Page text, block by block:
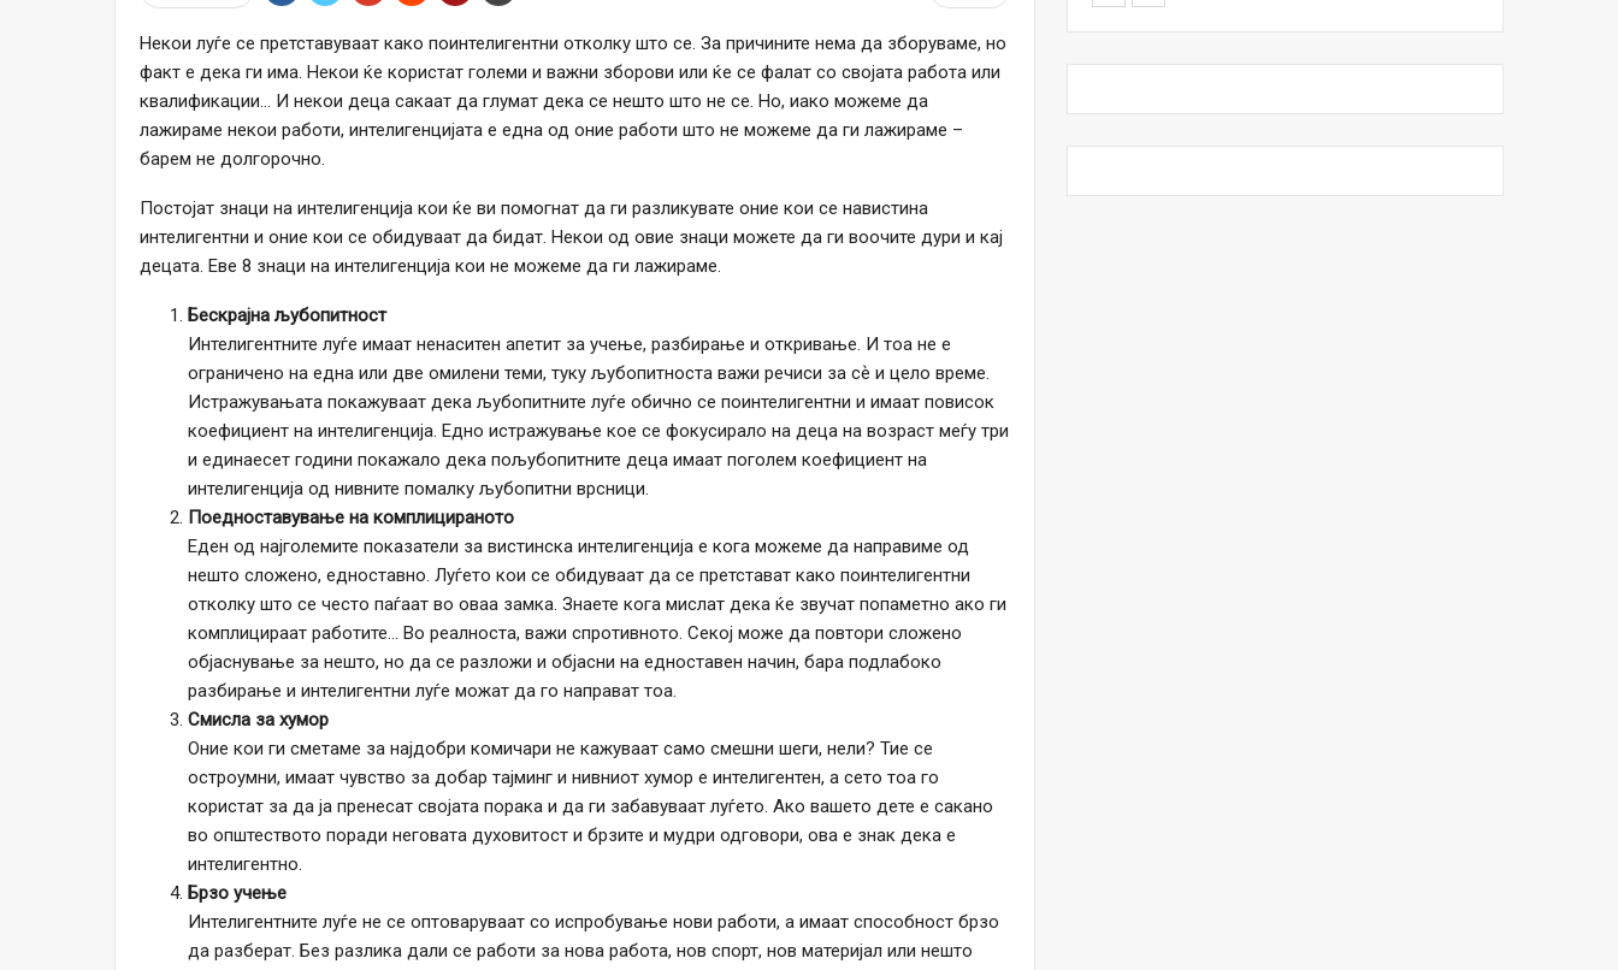
Некои луѓе се претставуваат како поинтелигентни отколку што се. За причините нема да зборуваме, но
факт е дека ги има. Некои ќе користат големи и важни зборови или ќе се фалат со својата работа или
квалификации… И некои деца сакаат да глумат дека се нешто што не се. Но, иако можеме да
лажираме некои работи, интелигенцијата е една од оние работи што не можеме да ги лажираме –
барем не долгорочно.
Постојат знаци на интелигенција кои ќе ви помогнат да ги разликувате оние кои се навистина
интелигентни и оние кои се обидуваат да бидат. Некои од овие знаци можете да ги воочите дури и кај
децата. Еве 8 знаци на интелигенција кои не можеме да ги лажираме.
Бескрајна љубопитност
Интелигентните луѓе имаат ненаситен апетит за учење, разбирање и откривање. И тоа не е
ограничено на една или две омилени теми, туку љубопитноста важи речиси за сѐ и цело време.
Истражувањата покажуваат дека љубопитните луѓе обично се поинтелигентни и имаат повисок
коефициент на интелигенција. Едно истражување кое се фокусирало на деца на возраст меѓу три
и единаесет години покажало дека пољубопитните деца имаат поголем коефициент на
интелигенција од нивните помалку љубопитни врсници.
Поедноставување на комплицираното
Еден од најголемите показатели за вистинска интелигенција е кога можеме да направиме од
нешто сложено, едноставно. Луѓето кои се обидуваат да се претстават како поинтелигентни
отколку што се често паѓаат во оваа замка. Знаете кога мислат дека ќе звучат попаметно ако ги
комплицираат работите… Во реалноста, важи спротивното. Секој може да повтори сложено
објаснување за нешто, но да се разложи и објасни на едноставен начин, бара подлабоко
разбирање и интелигентни луѓе можат да го направат тоа.
Смисла за хумор
Оние кои ги сметаме за најдобри комичари не кажуваат само смешни шеги, нели? Тие се
остроумни, имаат чувство за добар тајминг и нивниот хумор е интелигентен, а сето тоа го
користат за да ја пренесат својата порака и да ги забавуваат луѓето. Ако вашето дете е сакано
во општеството поради неговата духовитост и брзите и мудри одговори, ова е знак дека е
интелигентно.
Брзо учење
Интелигентните луѓе не се оптоваруваат со испробување нови работи, а имаат способност брзо
да разберат. Без разлика дали се работи за нова работа, нов спорт, нов материјал или нешто